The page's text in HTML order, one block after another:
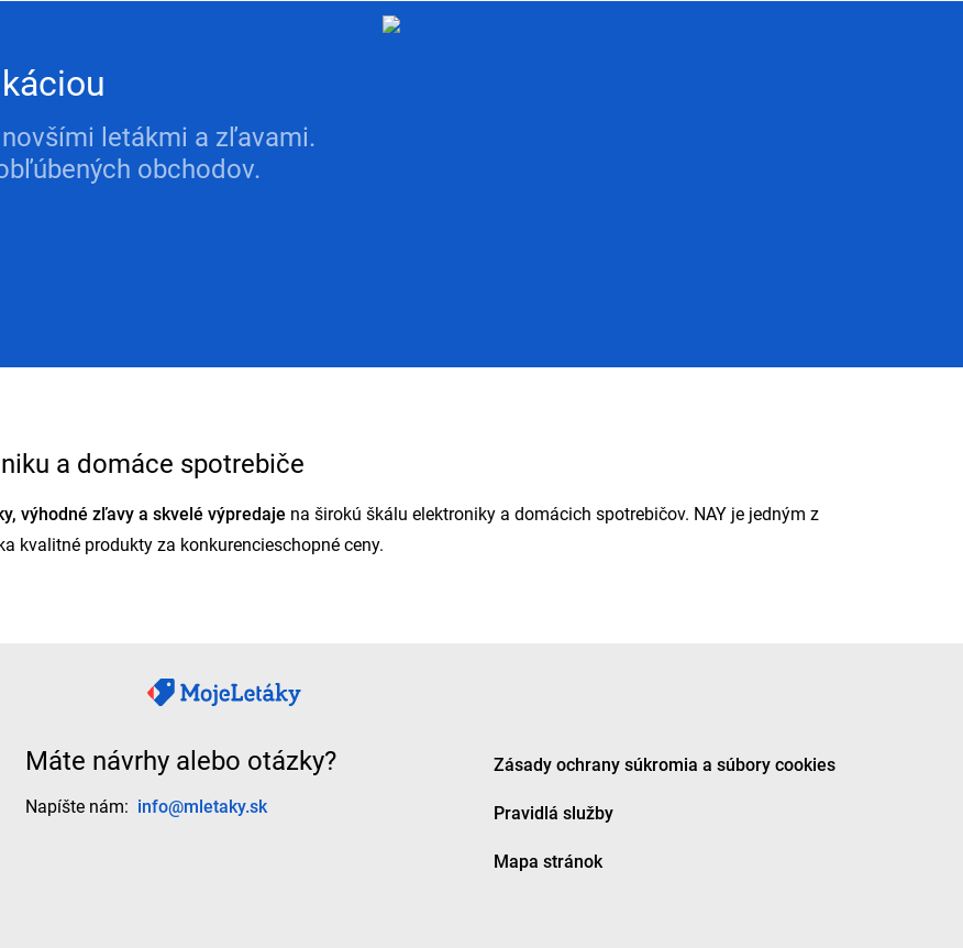
letákmi a zľavami.
obchodov.
a domáce spotrebiče
výhodné zľavy a skvelé výpredaje na širokú škálu elektroniky a domácich spotrebičov. NAY je jedným z
kvalitné produkty za konkurencieschopné ceny.
, ktoré vám pomôžu ušetriť pri nákupe elektroniky, počítačov, mobilných telefónov, televízorov, domácich
Máte návrhy alebo otázky?
Napíšte nám: info@mletaky.sk
Zásady ochrany súkromia a súbory cookies
Pravidlá služby
Mapa stránok